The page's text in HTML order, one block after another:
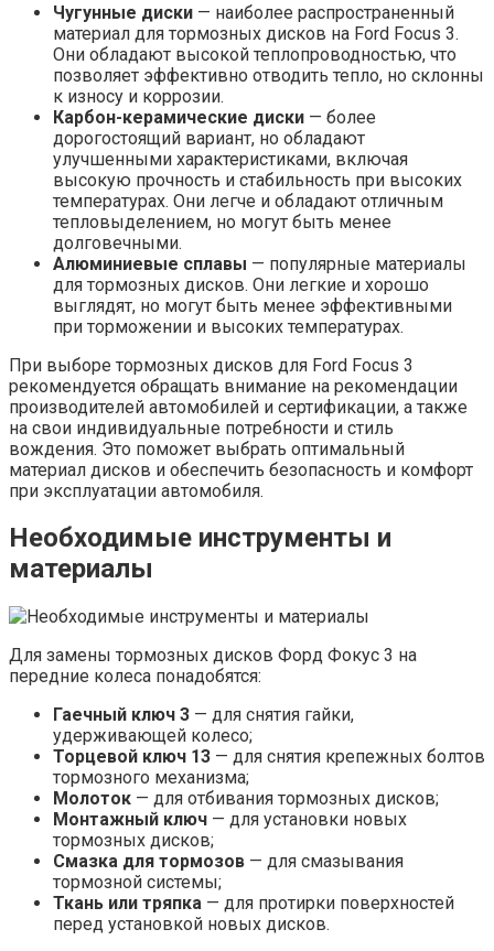
Чугунные диски — наиболее распространенный
материал для тормозных дисков на Ford Focus 3.
Они обладают высокой теплопроводностью, что
позволяет эффективно отводить тепло, но склонны
к износу и коррозии.
Карбон-керамические диски — более
дорогостоящий вариант, но обладают
улучшенными характеристиками, включая
высокую прочность и стабильность при высоких
температурах. Они легче и обладают отличным
тепловыделением, но могут быть менее
долговечными.
Алюминиевые сплавы — популярные материалы
для тормозных дисков. Они легкие и хорошо
выглядят, но могут быть менее эффективными
при торможении и высоких температурах.
При выборе тормозных дисков для Ford Focus 3
рекомендуется обращать внимание на рекомендации
производителей автомобилей и сертификации, а также
на свои индивидуальные потребности и стиль
вождения. Это поможет выбрать оптимальный
материал дисков и обеспечить безопасность и комфорт
при эксплуатации автомобиля.
Необходимые инструменты и
материалы
Для замены тормозных дисков Форд Фокус 3 на
передние колеса понадобятся:
Гаечный ключ 3 — для снятия гайки,
удерживающей колесо;
Торцевой ключ 13 — для снятия крепежных болтов
тормозного механизма;
Молоток — для отбивания тормозных дисков;
Монтажный ключ — для установки новых
тормозных дисков;
Смазка для тормозов — для смазывания
тормозной системы;
Ткань или тряпка — для протирки поверхностей
перед установкой новых дисков.